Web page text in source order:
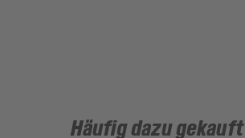
Häufig dazu gekauft